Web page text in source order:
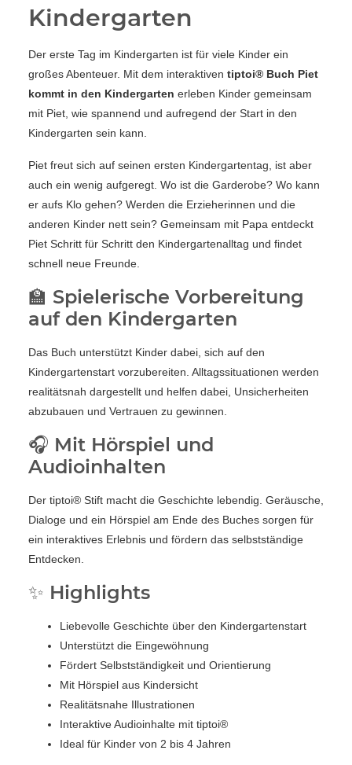
Kindergarten
Der erste Tag im Kindergarten ist für viele Kinder ein
großes Abenteuer. Mit dem interaktiven tiptoi® Buch Piet
kommt in den Kindergarten erleben Kinder gemeinsam
mit Piet, wie spannend und aufregend der Start in den
Kindergarten sein kann.
Piet freut sich auf seinen ersten Kindergartentag, ist aber
auch ein wenig aufgeregt. Wo ist die Garderobe? Wo kann
er aufs Klo gehen? Werden die Erzieherinnen und die
anderen Kinder nett sein? Gemeinsam mit Papa entdeckt
Piet Schritt für Schritt den Kindergartenalltag und findet
schnell neue Freunde.
🏫 Spielerische Vorbereitung
auf den Kindergarten
Das Buch unterstützt Kinder dabei, sich auf den
Kindergartenstart vorzubereiten. Alltagssituationen werden
realitätsnah dargestellt und helfen dabei, Unsicherheiten
abzubauen und Vertrauen zu gewinnen.
🎧 Mit Hörspiel und
Audioinhalten
Der tiptoi® Stift macht die Geschichte lebendig. Geräusche,
Dialoge und ein Hörspiel am Ende des Buches sorgen für
ein interaktives Erlebnis und fördern das selbstständige
Entdecken.
✨ Highlights
Liebevolle Geschichte über den Kindergartenstart
Unterstützt die Eingewöhnung
Fördert Selbstständigkeit und Orientierung
Mit Hörspiel aus Kindersicht
Realitätsnahe Illustrationen
Interaktive Audioinhalte mit tiptoi®
Ideal für Kinder von 2 bis 4 Jahren